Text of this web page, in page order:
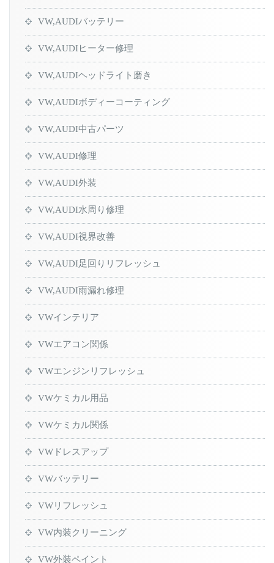
VW,AUDIバッテリー
VW,AUDIヒーター修理
VW,AUDIヘッドライト磨き
VW,AUDIボディーコーティング
VW,AUDI中古パーツ
VW,AUDI修理
VW,AUDI外装
VW,AUDI水周り修理
VW,AUDI視界改善
VW,AUDI足回りリフレッシュ
VW,AUDI雨漏れ修理
VWインテリア
VWエアコン関係
VWエンジンリフレッシュ
VWケミカル用品
VWケミカル関係
VWドレスアップ
VWバッテリー
VWリフレッシュ
VW内装クリーニング
VW外装ペイント